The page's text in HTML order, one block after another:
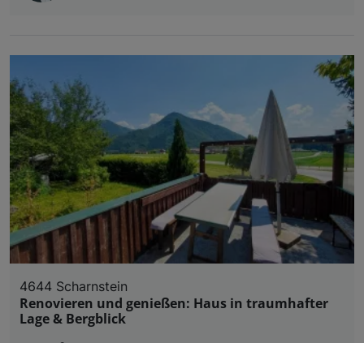
4644 Scharnstein
Renovieren und genießen: Haus in traumhafter
Lage & Bergblick
und der Performance von Inhalten,